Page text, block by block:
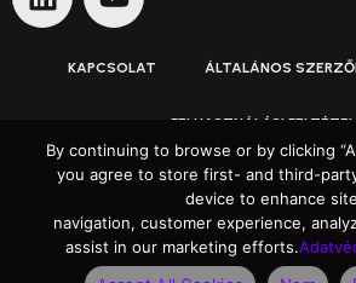
KAPCSOLAT ÁLTALÁNOS
FELHASZNÁLÁSI
ADATVÉDELMI
Felülmúljuk az
© 1991–2025 ARH Informatikai Zrt. Minden jog
By continuing to browse or by clicking
you agree to store first- and third-
device to enhance site
navigation, customer experience,
assist in our marketing efforts.